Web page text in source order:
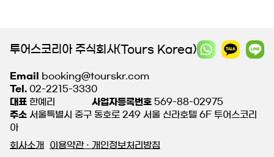
투어스코리아 주식회사(Tours Korea)
Email
booking@tourskr.com
Tel. 02-2215-3330
대표 한예리 사업자등록번호 569-88-02975
주소 서울특별시 중구 동호로 249 서울 신라호텔 6F 투어스코리
아
회사소개
이용약관 · 개인정보처리방침